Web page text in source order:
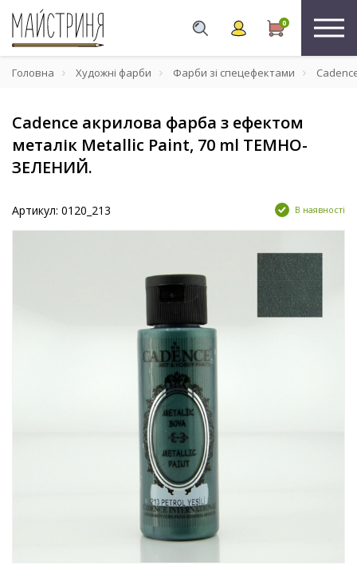
0
Головна Художні фарби Фарби зі спецефектами
Cadence акрилова фарба з ефектом
металік Metallic Paint, 70 ml ТЕМНО-
ЗЕЛЕНИЙ.
Артикул: 0120_213 В наявності